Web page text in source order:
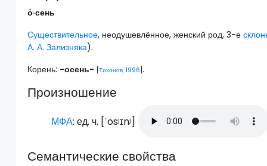
о́·сень
Существительное, неодушевлённое, женский род, 3-е
А. А. Зализняка).
Корень: -осень- [Тихонов, 1996 ].
Произношение
МФА: ед. ч. [ˈosʲɪnʲ]
Семантические свойства